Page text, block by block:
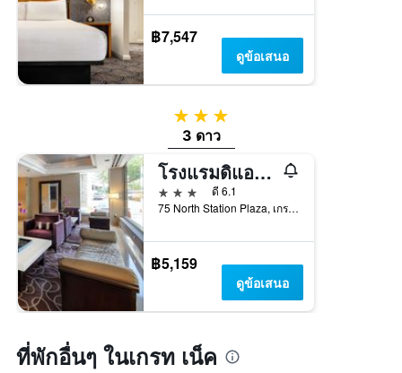
฿7,547
ดูข้อเสนอ
3 ดาว
3 ดาว
โรงแรมดิแอนดรูว์
3 ดาว
ดี 6.1
75 North Station Plaza, เกรท เน็ค, NY, สหรัฐอเมริกา
฿5,159
ดูข้อเสนอ
ที่พักอื่นๆ ในเกรท เน็ค